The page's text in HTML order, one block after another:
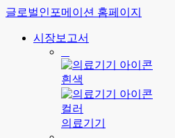
글로벌인포메이션 홈페이지
시장보고서
의료기기